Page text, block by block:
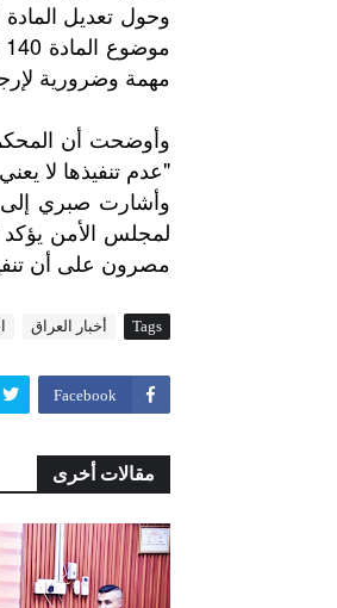
مهمة وضرورية
وأوضحت أن
"عدم تنفيذها لا
وأشارت صبري إلى
لمجلس الأمن يؤكد
مصرون على أن
Tags أخبار العراق
Facebook
مقالات أخرى